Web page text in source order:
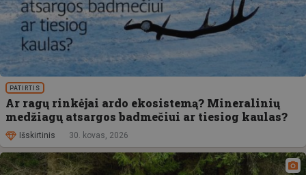
PATIRTIS
Ar ragų rinkėjai ardo ekosistemą? Mineralinių
medžiagų atsargos badmečiui ar tiesiog kaulas?
Išskirtinis 30. kovas, 2026